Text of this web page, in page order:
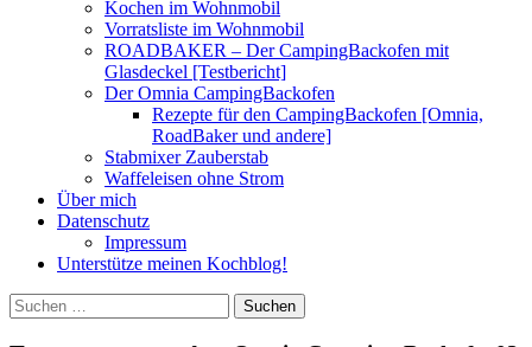
Kochen im Wohnmobil
Vorratsliste im Wohnmobil
ROADBAKER – Der CampingBackofen mit
Glasdeckel [Testbericht]
Der Omnia CampingBackofen
Rezepte für den CampingBackofen [Omnia,
RoadBaker und andere]
Stabmixer Zauberstab
Waffeleisen ohne Strom
Über mich
Datenschutz
Impressum
Unterstütze meinen Kochblog!
Suchen
nach: